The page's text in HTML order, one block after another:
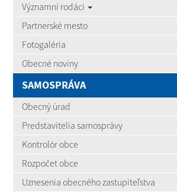
Významní rodáci
Partnerské mesto
Fotogaléria
Obecné noviny
SAMOSPRÁVA
Obecný úrad
Predstavitelia samosprávy
Kontrolór obce
Rozpočet obce
Uznesenia obecného zastupiteľstva